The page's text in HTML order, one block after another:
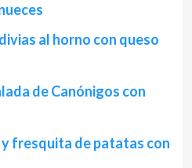
al horno con queso
de Canónigos con
fresquita de patatas con